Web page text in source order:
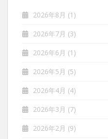
2026年8月 (1)
2026年7月 (3)
2026年6月 (1)
2026年5月 (5)
2026年4月 (4)
2026年3月 (7)
2026年2月 (9)